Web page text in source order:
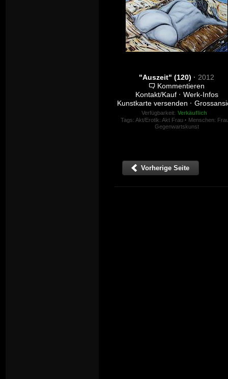
"Auszeit" (120) · 2012
Kommentieren
Kontakt/Kauf · Werk-Infos
Kunstkarte versenden ·
Verfügbarkeit: Verkäuflich
Tags:Akt/Erotik: Akt Frau · Menschen:
Gegenwartskunst
Vorherige Seite